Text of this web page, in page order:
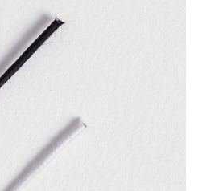
VINTAGE
LIMITERADE